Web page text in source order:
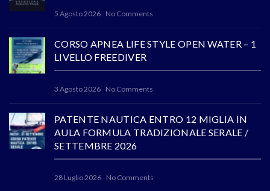
5 Agosto 2026 No Comments
CORSO APNEA LIFE STYLE OPEN WATER – 1
LIVELLO FREEDIVER
3 Agosto 2026 No Comments
PATENTE NAUTICA ENTRO 12 MIGLIA IN
AULA FORMULA TRADIZIONALE SERALE /
SETTEMBRE 2026
28 Luglio 2026 No Comments